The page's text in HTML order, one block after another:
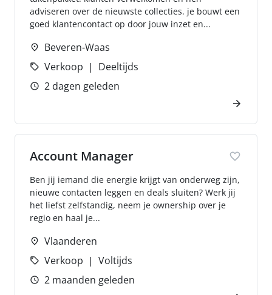
adviseren over de nieuwste collecties. je bouwt een
goed klantencontact op door jouw inzet en...
Beveren-Waas
Verkoop
Deeltijds
2 dagen geleden
Account Manager
Ben jij iemand die energie krijgt van onderweg zijn,
nieuwe contacten leggen en deals sluiten? Werk jij
het liefst zelfstandig, neem je ownership over je
regio en haal je...
Vlaanderen
Verkoop
Voltijds
2 maanden geleden